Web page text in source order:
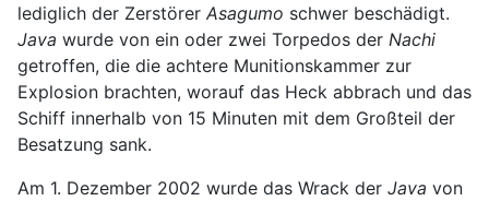
lediglich der Zerstörer Asagumo schwer beschädigt.
Java wurde von ein oder zwei Torpedos der Nachi
getroffen, die die achtere Munitionskammer zur
Explosion brachten, worauf das Heck abbrach und das
Schiff innerhalb von 15 Minuten mit dem Großteil der
Besatzung sank.
Am 1. Dezember 2002 wurde das Wrack der Java von